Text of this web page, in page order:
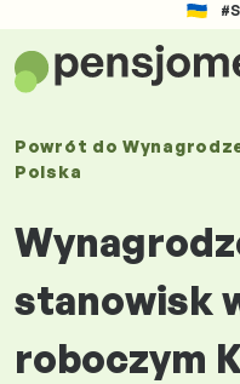
Powrót do
Polska
stanowisk
roboczym